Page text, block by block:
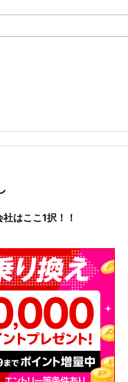
はここ1択！！